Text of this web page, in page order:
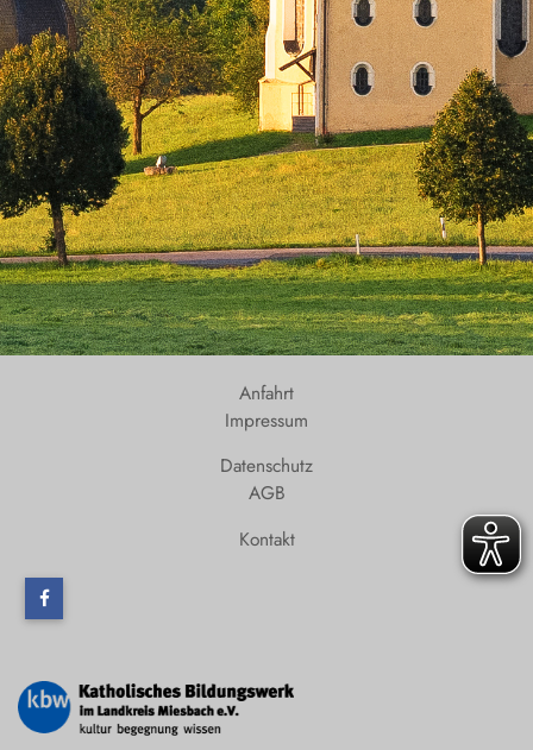
Anfahrt
Impressum
Datenschutz
AGB
Kontakt